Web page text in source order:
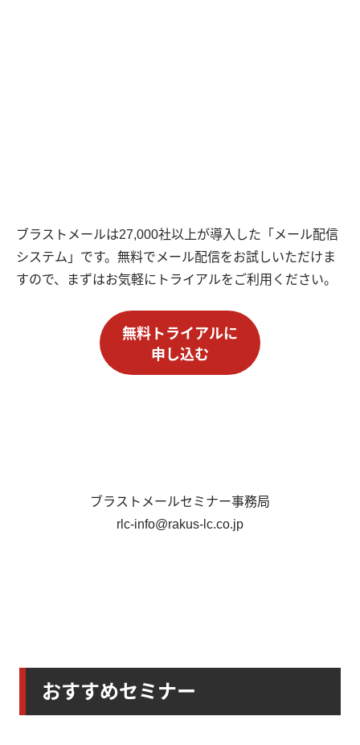
ブラストメールは27,000社以上が導入した「メール配信
システム」です。無料でメール配信をお試しいただけま
すので、まずはお気軽にトライアルをご利用ください。
無料トライアルに
申し込む
ブラストメールセミナー事務局
rlc-info@rakus-lc.co.jp
おすすめセミナー